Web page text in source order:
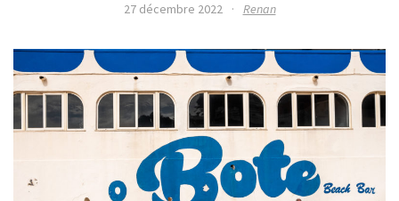
27 décembre 2022 · Renan